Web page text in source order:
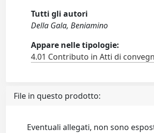
Tutti gli autori
Della Gala, Beniamino
Appare nelle tipologie:
4.01 Contributo in Atti di
File in questo prodotto:
Eventuali allegati, non sono